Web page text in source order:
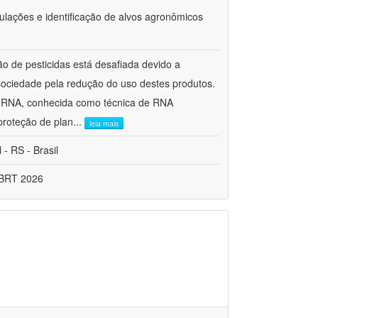
e identificação de alvos agronômicos
de pesticidas está desafiada devido a
pela redução do uso destes produtos.
conhecida como técnica de RNA
de plan... leia mais
RS - Brasil
2026